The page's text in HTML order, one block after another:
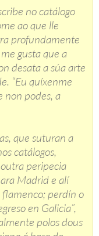
no catálogo
ao que lle
profundamente
gusta que a
desata a súa arte
“Eu quíxenme
non podes, a
que suturan a
catálogos,
peripecia
Madrid e alí
flamenco; perdín o
en Galicia”,
polos dous